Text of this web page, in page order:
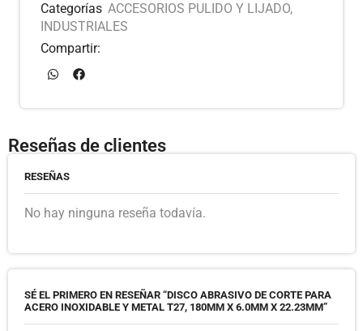
Categorías ACCESORIOS PULIDO Y LIJADO,
INDUSTRIALES
Compartir:
Reseñas de clientes
RESEÑAS
No hay ninguna reseña todavía.
SÉ EL PRIMERO EN RESEÑAR “DISCO ABRASIVO DE CORTE PARA
ACERO INOXIDABLE Y METAL T27, 180MM X 6.0MM X 22.23MM”